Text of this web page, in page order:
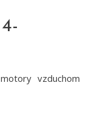
vzduchom